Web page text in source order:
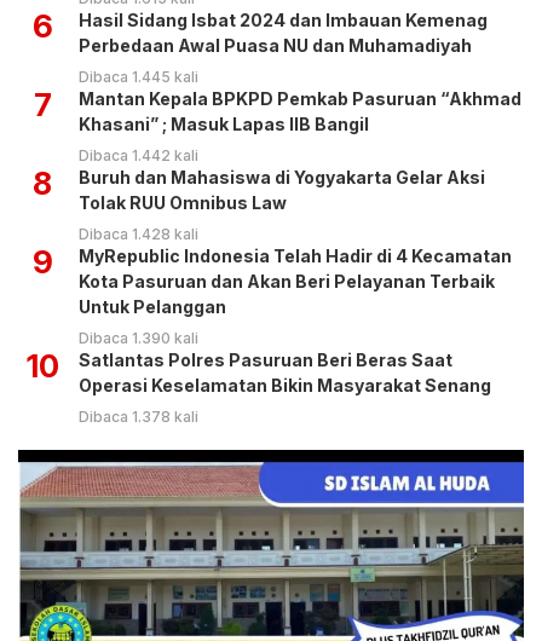
6
Hasil Sidang Isbat 2024 dan Imbauan Kemenag
Perbedaan Awal Puasa NU dan Muhamadiyah
Dibaca 1.445 kali
7
Mantan Kepala BPKPD Pemkab Pasuruan “Akhmad
Khasani” ; Masuk Lapas IIB Bangil
Dibaca 1.442 kali
8
Buruh dan Mahasiswa di Yogyakarta Gelar Aksi
Tolak RUU Omnibus Law
Dibaca 1.428 kali
9
MyRepublic Indonesia Telah Hadir di 4 Kecamatan
Kota Pasuruan dan Akan Beri Pelayanan Terbaik
Untuk Pelanggan
Dibaca 1.390 kali
10
Satlantas Polres Pasuruan Beri Beras Saat
Operasi Keselamatan Bikin Masyarakat Senang
Dibaca 1.378 kali